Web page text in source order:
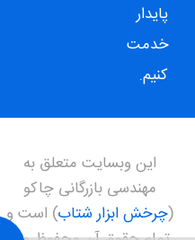
پایدار
خدمت
کنیم.
این وبسایت متعلق به
مهندسی بازرگانی چاکو
(چرخش ابزار شتاب) است و